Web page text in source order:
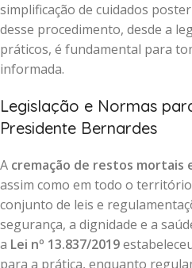
simplificação de cuidados
desse procedimento, desde a
práticos, é fundamental para
informada.
Legislação e Normas
Presidente Bernardes
A cremação de restos mortais
assim como em todo o
conjunto de leis e
segurança, a dignidade e a
a Lei nº 13.837/2019
para a prática, enquanto